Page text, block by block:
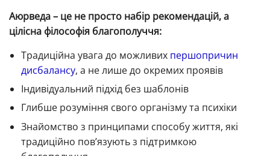
Аюрведа – це не просто набір рекомендацій, а
цілісна філософія благополуччя:
Традиційна увага до можливих першопричин
дисбалансу, а не лише до окремих проявів
Індивідуальний підхід без шаблонів
Глибше розуміння свого організму та психіки
Знайомство з принципами способу життя, які
традиційно пов’язують з підтримкою